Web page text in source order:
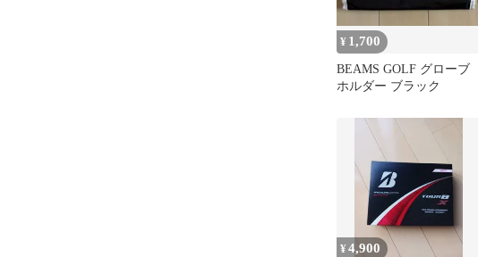
¥ 1,700
BEAMS GOLF グローブ
ホルダー ブラック
¥4,900